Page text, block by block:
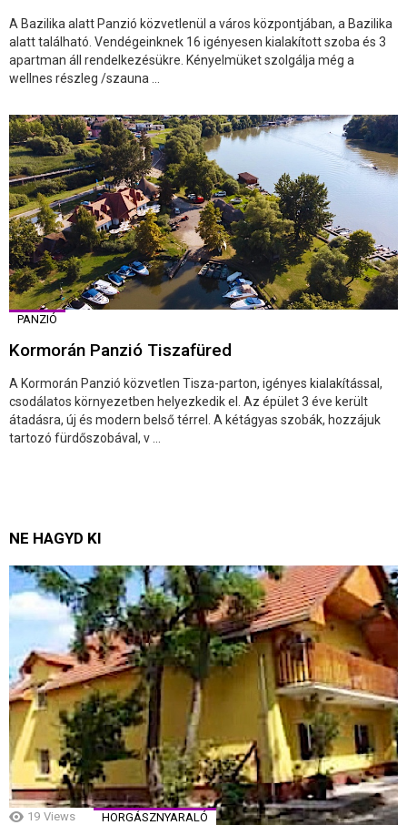
A Bazilika alatt Panzió közvetlenül a város központjában, a Bazilika
alatt található. Vendégeinknek 16 igényesen kialakított szoba és 3
apartman áll rendelkezésükre. Kényelmüket szolgálja még a
wellnes részleg /szauna ...
PANZIÓ
Kormorán Panzió Tiszafüred
A Kormorán Panzió közvetlen Tisza-parton, igényes kialakítással,
csodálatos környezetben helyezkedik el. Az épület 3 éve került
átadásra, új és modern belső térrel. A kétágyas szobák, hozzájuk
tartozó fürdőszobával, v ...
NE HAGYD KI
19 Views HORGÁSZNYARALÓ